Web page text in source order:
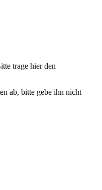
trage hier den
ab, bitte gebe ihn nicht